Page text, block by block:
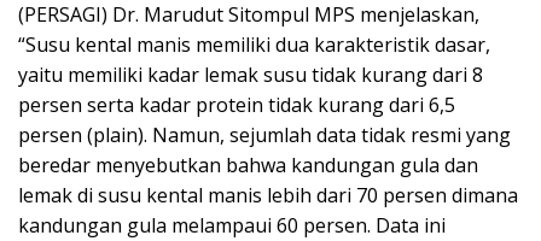
(PERSAGI) Dr. Marudut Sitompul MPS menjelaskan,
“Susu kental manis memiliki dua karakteristik dasar,
yaitu memiliki kadar lemak susu tidak kurang dari 8
persen serta kadar protein tidak kurang dari 6,5
persen (plain). Namun, sejumlah data tidak resmi yang
beredar menyebutkan bahwa kandungan gula dan
lemak di susu kental manis lebih dari 70 persen dimana
kandungan gula melampaui 60 persen. Data ini